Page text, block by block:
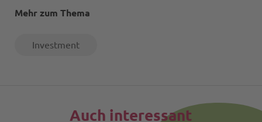
Mehr zum Thema
Investment
Auch interessant